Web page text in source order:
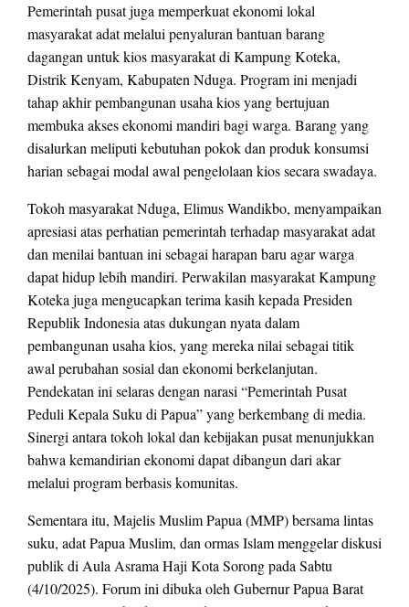
Pemerintah pusat juga memperkuat ekonomi lokal
masyarakat adat melalui penyaluran bantuan barang
dagangan untuk kios masyarakat di Kampung Koteka,
Distrik Kenyam, Kabupaten Nduga. Program ini menjadi
tahap akhir pembangunan usaha kios yang bertujuan
membuka akses ekonomi mandiri bagi warga. Barang yang
disalurkan meliputi kebutuhan pokok dan produk konsumsi
harian sebagai modal awal pengelolaan kios secara swadaya.
Tokoh masyarakat Nduga, Elimus Wandikbo, menyampaikan
apresiasi atas perhatian pemerintah terhadap masyarakat adat
dan menilai bantuan ini sebagai harapan baru agar warga
dapat hidup lebih mandiri. Perwakilan masyarakat Kampung
Koteka juga mengucapkan terima kasih kepada Presiden
Republik Indonesia atas dukungan nyata dalam
pembangunan usaha kios, yang mereka nilai sebagai titik
awal perubahan sosial dan ekonomi berkelanjutan.
Pendekatan ini selaras dengan narasi “Pemerintah Pusat
Peduli Kepala Suku di Papua” yang berkembang di media.
Sinergi antara tokoh lokal dan kebijakan pusat menunjukkan
bahwa kemandirian ekonomi dapat dibangun dari akar
melalui program berbasis komunitas.
Sementara itu, Majelis Muslim Papua (MMP) bersama lintas
suku, adat Papua Muslim, dan ormas Islam menggelar diskusi
publik di Aula Asrama Haji Kota Sorong pada Sabtu
(4/10/2025). Forum ini dibuka oleh Gubernur Papua Barat